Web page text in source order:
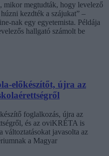
mikor megtudták, hogy levelező
kezdték a szájukat” –
nak egy egyetemista. Példája
hallgató számolt be
előkészítőt, újra az
foglalkozás, újra az
és az oviKRÉTA is
változtatásokat javasolta az
a Magyar